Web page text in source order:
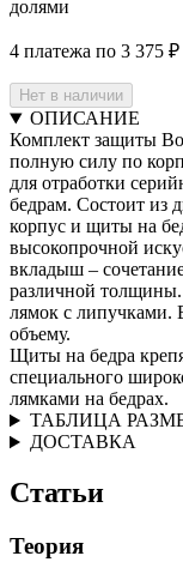
долями
4 платежа по 3 375 ₽
Нет в наличии
ОПИСАНИЕ
Комплект защиты
полную силу по
для отработки
бедрам. Состоит из
корпус и щиты на
высокопрочной
вкладыш –
различной
лямок с липучками.
объему.
Щиты на бедра
специального
лямками на бедрах.
ТАБЛИЦА
ДОСТАВКА
Статьи
Теория